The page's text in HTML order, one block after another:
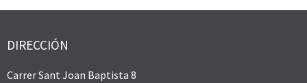
DIRECCIÓN
Carrer Sant Joan Baptista 8